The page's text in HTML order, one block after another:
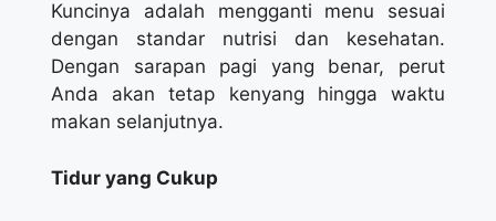
Kuncinya adalah mengganti menu sesuai
dengan standar nutrisi dan kesehatan.
Dengan sarapan pagi yang benar, perut
Anda akan tetap kenyang hingga waktu
makan selanjutnya.
Tidur yang Cukup